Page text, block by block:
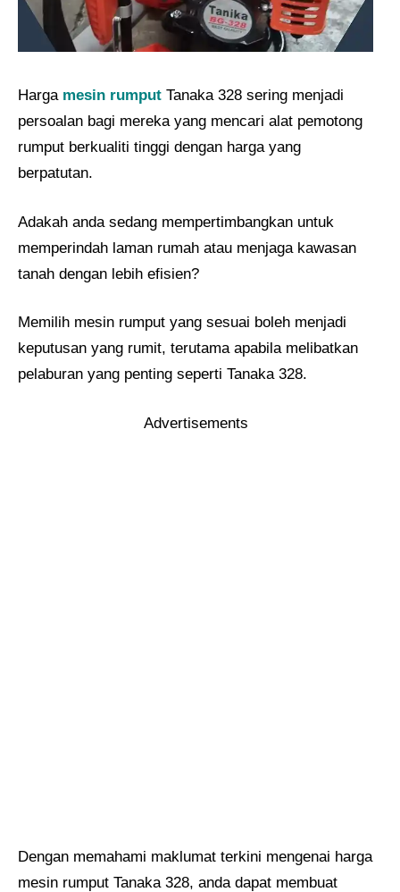
Harga mesin rumput Tanaka 328 sering menjadi
persoalan bagi mereka yang mencari alat pemotong
rumput berkualiti tinggi dengan harga yang
berpatutan.
Adakah anda sedang mempertimbangkan untuk
memperindah laman rumah atau menjaga kawasan
tanah dengan lebih efisien?
Memilih mesin rumput yang sesuai boleh menjadi
keputusan yang rumit, terutama apabila melibatkan
pelaburan yang penting seperti Tanaka 328.
Advertisements
Dengan memahami maklumat terkini mengenai harga
mesin rumput Tanaka 328, anda dapat membuat